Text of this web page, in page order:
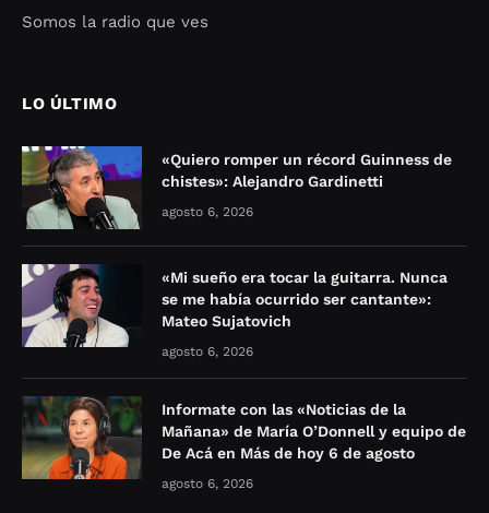
Somos la radio que ves
LO ÚLTIMO
«Quiero romper un récord Guinness de
chistes»: Alejandro Gardinetti
agosto 6, 2026
«Mi sueño era tocar la guitarra. Nunca
se me había ocurrido ser cantante»:
Mateo Sujatovich
agosto 6, 2026
Informate con las «Noticias de la
Mañana» de María O’Donnell y equipo de
De Acá en Más de hoy 6 de agosto
agosto 6, 2026